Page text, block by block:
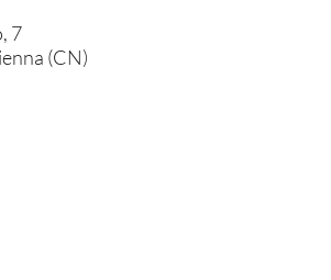
7
(CN)